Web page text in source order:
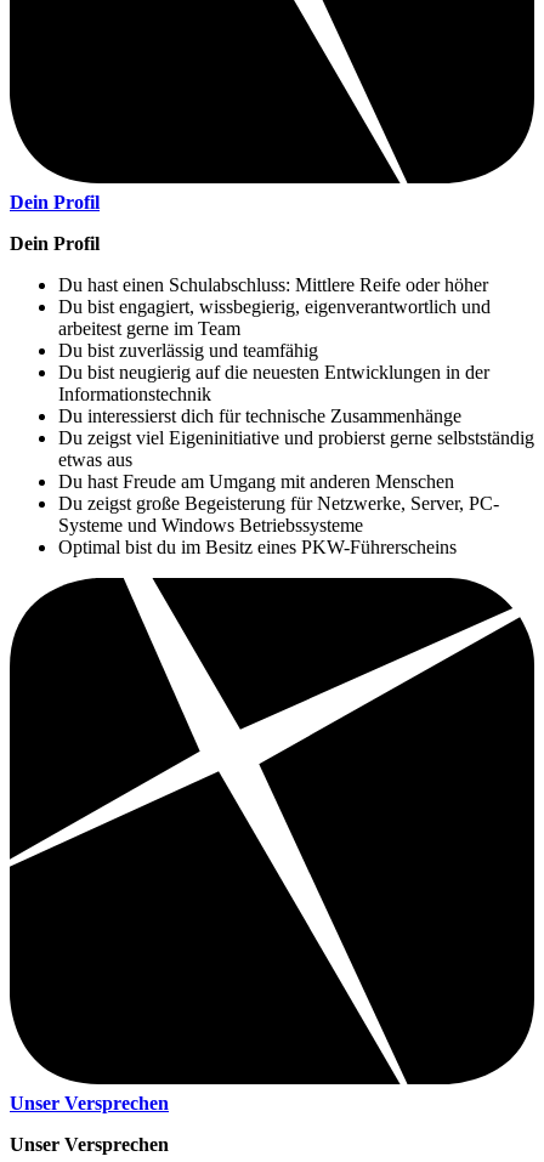
Dein Profil
Dein Profil
Du hast einen Schulabschluss: Mittlere Reife oder höher
Du bist engagiert, wissbegierig, eigenverantwortlich und
arbeitest gerne im Team
Du bist zuverlässig und teamfähig
Du bist neugierig auf die neuesten Entwicklungen in der
Informationstechnik
Du interessierst dich für technische Zusammenhänge
Du zeigst viel Eigeninitiative und probierst gerne selbstständig
etwas aus
Du hast Freude am Umgang mit anderen Menschen
Du zeigst große Begeisterung für Netzwerke, Server, PC-
Systeme und Windows Betriebssysteme
Optimal bist du im Besitz eines PKW-Führerscheins
Unser Versprechen
Unser Versprechen